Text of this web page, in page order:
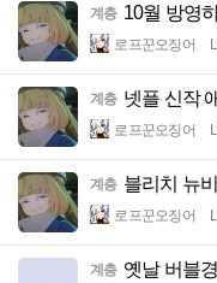
계층 10월 방영
로프꾼오징어
계층 넷플 신작
로프꾼오징어
계층 블리치 뉴
로프꾼오징어
계층 옛날 버블